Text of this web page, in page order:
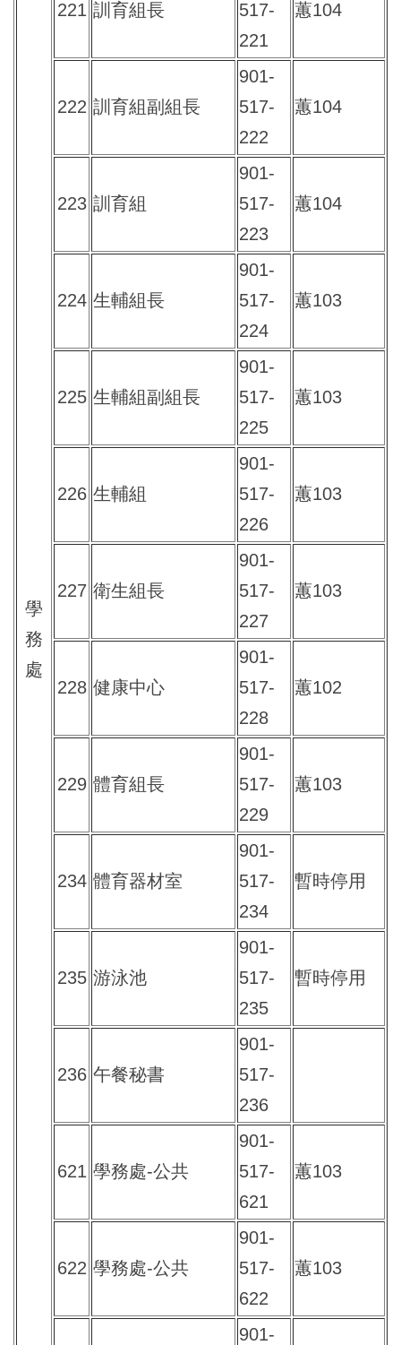
學
務
處
221 訓育組長
517-
221
蕙104
222 訓育組副組長
901-
517-
222
蕙104
223 訓育組
901-
517-
223
蕙104
224 生輔組長
901-
517-
224
蕙103
225 生輔組副組長
901-
517-
225
蕙103
226 生輔組
901-
517-
226
蕙103
227 衛生組長
901-
517-
227
蕙103
228 健康中心
901-
517-
228
蕙102
229 體育組長
901-
517-
229
蕙103
234 體育器材室
901-
517-
234
暫時停用
235 游泳池
901-
517-
235
暫時停用
236 午餐秘書
901-
517-
236
621 學務處-公共
901-
517-
621
蕙103
622 學務處-公共
901-
517-
622
蕙103
901-